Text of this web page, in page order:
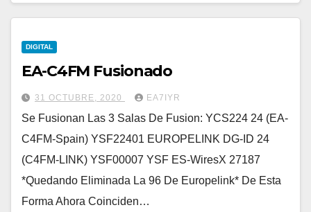
DIGITAL
EA-C4FM Fusionado
31 OCTUBRE, 2020 EA7IYR
Se Fusionan Las 3 Salas De Fusion: YCS224 24 (EA-
C4FM-Spain) YSF22401 EUROPELINK DG-ID 24
(C4FM-LINK) YSF00007 YSF ES-WiresX 27187
*Quedando Eliminada La 96 De Europelink* De Esta
Forma Ahora Coinciden…